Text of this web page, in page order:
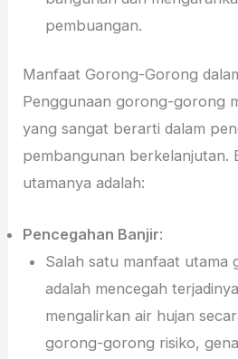
pembuangan.
Manfaat Gorong-Gorong
Penggunaan gorong-gorong
yang sangat berarti dalam
pembangunan berkelanjutan.
utamanya adalah:
Pencegahan Banjir:
Salah satu manfaat utama
adalah mencegah
mengalirkan air hujan
gorong-gorong risiko,